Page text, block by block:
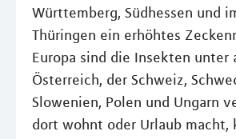
Württemberg, Südhessen und
Thüringen ein erhöhtes
Europa sind die Insekten unter
Österreich, der Schweiz,
Slowenien, Polen und Ungarn
dort wohnt oder Urlaub macht,